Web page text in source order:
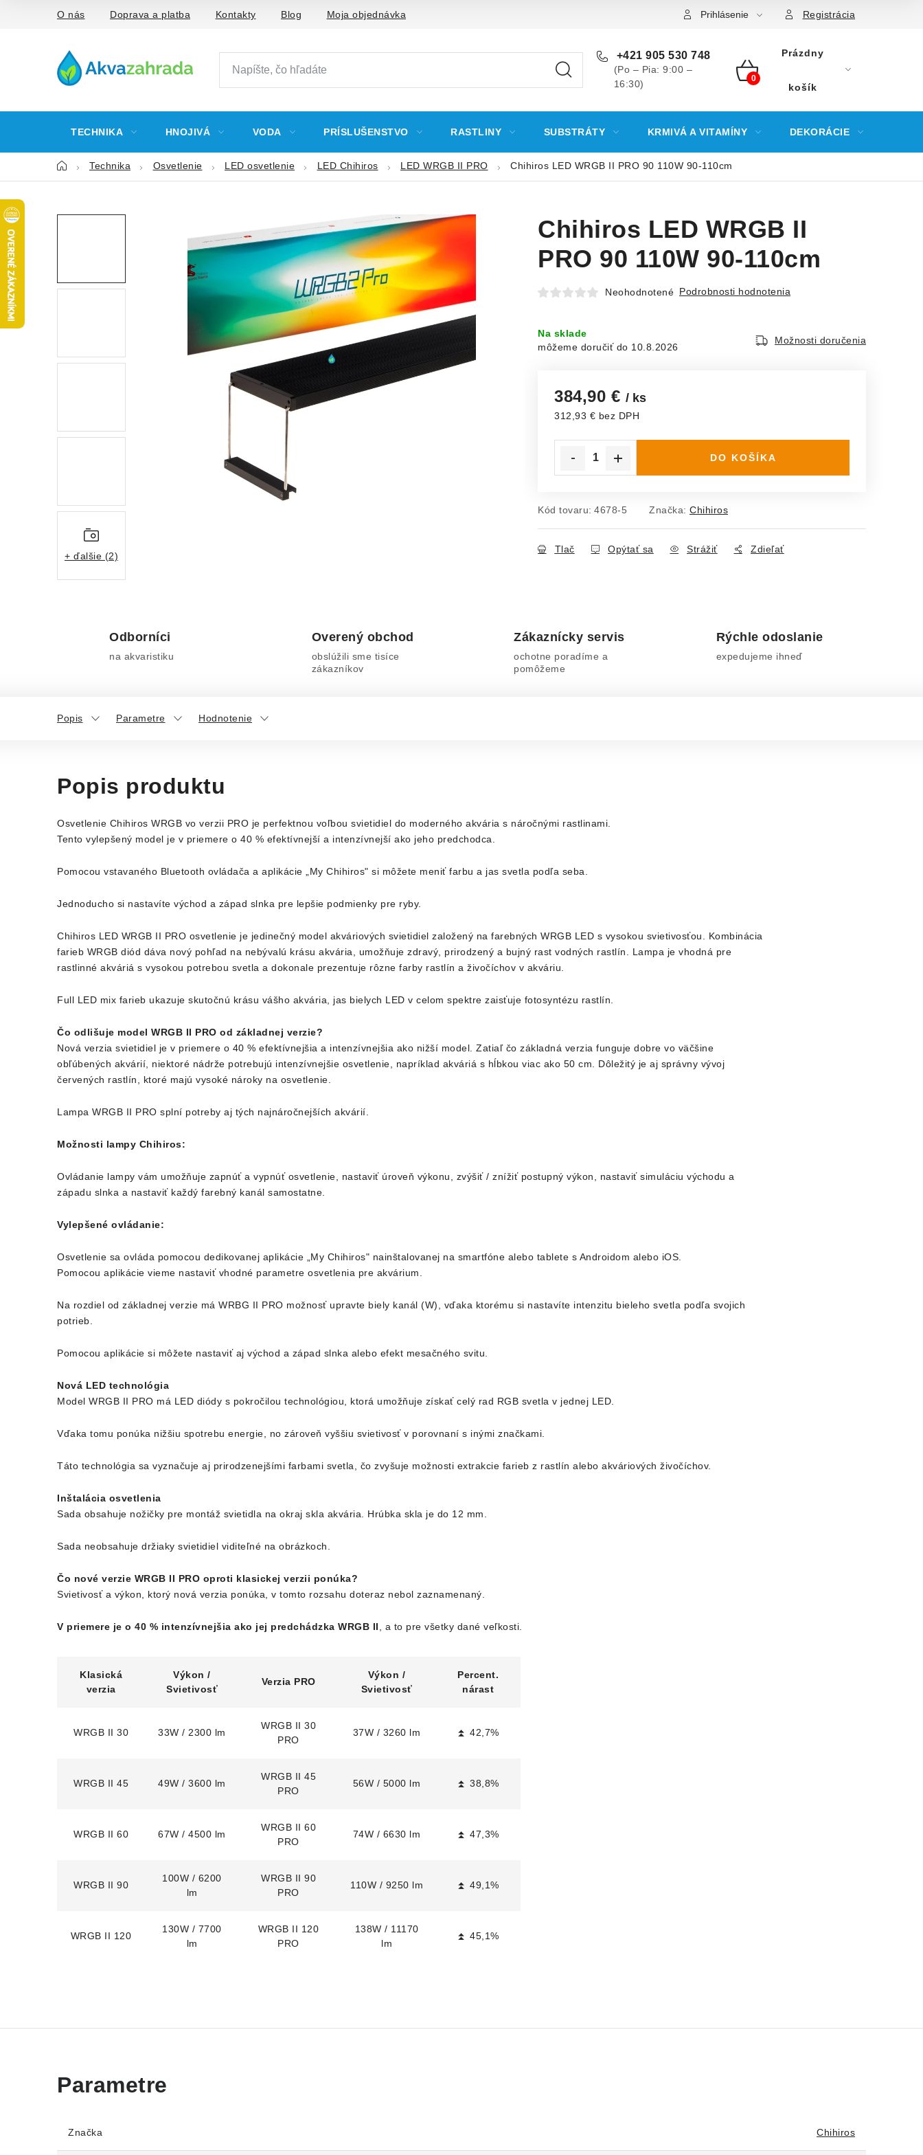
O nás Doprava a platba Kontakty Blog Moja objednávka Prihlásenie Registrácia
+421 905 530 748
(Po – Pia: 9:00 –
16:30)
NÁKUPNÝ
Prázdny
košík
TECHNIKA HNOJIVÁ VODA PRÍSLUŠENSTVO RASTLINY SUBSTRÁTY KRMIVÁ A VITAMÍNY DEKORÁCIE
DomovTechnika Osvetlenie LED osvetlenie LED Chihiros LED WRGB II PRO Chihiros LED WRGB II PRO 90 110W 90-110cm
+ ďalšie (2)
Chihiros LED WRGB II
PRO 90 110W 90-110cm
Neohodnotené Podrobnosti hodnotenia
Na sklade
10.8.2026
Možnosti doručenia
384,90 € / ks
312,93 € bez DPH
DO KOŠÍKA
Kód tovaru: 4678-5 Značka: Chihiros
Tlač Opýtať sa Strážiť Zdieľať
Odborníci
na akvaristiku
Overený obchod
obslúžili sme tisíce
zákazníkov
Zákaznícky servis
ochotne poradíme a
pomôžeme
Rýchle odoslanie
expedujeme ihneď
Popis Parametre Hodnotenie
Popis produktu
Osvetlenie Chihiros WRGB vo verzii PRO je perfektnou voľbou svietidiel do moderného akvária s náročnými rastlinami.
Tento vylepšený model je v priemere o 40 % efektívnejší a intenzívnejší ako jeho predchodca.
Pomocou vstavaného Bluetooth ovládača a aplikácie „My Chihiros" si môžete meniť farbu a jas svetla podľa seba.
Jednoducho si nastavíte východ a západ slnka pre lepšie podmienky pre ryby.
Chihiros LED WRGB II PRO osvetlenie je jedinečný model akváriových svietidiel založený na farebných WRGB LED s vysokou svietivosťou. Kombinácia
farieb WRGB diód dáva nový pohľad na nebývalú krásu akvária, umožňuje zdravý, prirodzený a bujný rast vodných rastlín. Lampa je vhodná pre
rastlinné akváriá s vysokou potrebou svetla a dokonale prezentuje rôzne farby rastlín a živočíchov v akváriu.
Full LED mix farieb ukazuje skutočnú krásu vášho akvária, jas bielych LED v celom spektre zaisťuje fotosyntézu rastlín.
Čo odlišuje model WRGB II PRO od základnej verzie?
Nová verzia svietidiel je v priemere o 40 % efektívnejšia a intenzívnejšia ako nižší model. Zatiaľ čo základná verzia funguje dobre vo väčšine
obľúbených akvárií, niektoré nádrže potrebujú intenzívnejšie osvetlenie, napríklad akváriá s hĺbkou viac ako 50 cm. Dôležitý je aj správny vývoj
červených rastlín, ktoré majú vysoké nároky na osvetlenie.
Lampa WRGB II PRO splní potreby aj tých najnáročnejších akvárií.
Možnosti lampy Chihiros:
Ovládanie lampy vám umožňuje zapnúť a vypnúť osvetlenie, nastaviť úroveň výkonu, zvýšiť / znížiť postupný výkon, nastaviť simuláciu východu a
západu slnka a nastaviť každý farebný kanál samostatne.
Vylepšené ovládanie:
Osvetlenie sa ovláda pomocou dedikovanej aplikácie „My Chihiros" nainštalovanej na smartfóne alebo tablete s Androidom alebo iOS.
Pomocou aplikácie vieme nastaviť vhodné parametre osvetlenia pre akvárium.
Na rozdiel od základnej verzie má WRBG II PRO možnosť upravte biely kanál (W), vďaka ktorému si nastavíte intenzitu bieleho svetla podľa svojich
potrieb.
Pomocou aplikácie si môžete nastaviť aj východ a západ slnka alebo efekt mesačného svitu.
Nová LED technológia
Model WRGB II PRO má LED diódy s pokročilou technológiou, ktorá umožňuje získať celý rad RGB svetla v jednej LED.
Vďaka tomu ponúka nižšiu spotrebu energie, no zároveň vyššiu svietivosť v porovnaní s inými značkami.
Táto technológia sa vyznačuje aj prirodzenejšími farbami svetla, čo zvyšuje možnosti extrakcie farieb z rastlín alebo akváriových živočíchov.
Inštalácia osvetlenia
Sada obsahuje nožičky pre montáž svietidla na okraj skla akvária. Hrúbka skla je do 12 mm.
Sada neobsahuje držiaky svietidiel viditeľné na obrázkoch.
Čo nové verzie WRGB II PRO oproti klasickej verzii ponúka?
Svietivosť a výkon, ktorý nová verzia ponúka, v tomto rozsahu doteraz nebol zaznamenaný.
V priemere je o 40 % intenzívnejšia ako jej predchádzka WRGB II , a to pre všetky dané veľkosti.
Klasická
verzia
Výkon /
Svietivosť
Verzia PRO
Výkon /
Svietivosť
Percent.
nárast
WRGB II 30 33W / 2300 lm
WRGB II 30
PRO
37W / 3260 lm ⏫ 42,7%
WRGB II 45 49W / 3600 lm
WRGB II 45
PRO
56W / 5000 lm ⏫ 38,8%
WRGB II 60 67W / 4500 lm
WRGB II 60
PRO
74W / 6630 lm ⏫ 47,3%
WRGB II 90
100W / 6200
lm
WRGB II 90
PRO
110W / 9250 lm ⏫ 49,1%
WRGB II 120
130W / 7700
lm
WRGB II 120
PRO
138W / 11170
lm
⏫ 45,1%
Značka Chihiros